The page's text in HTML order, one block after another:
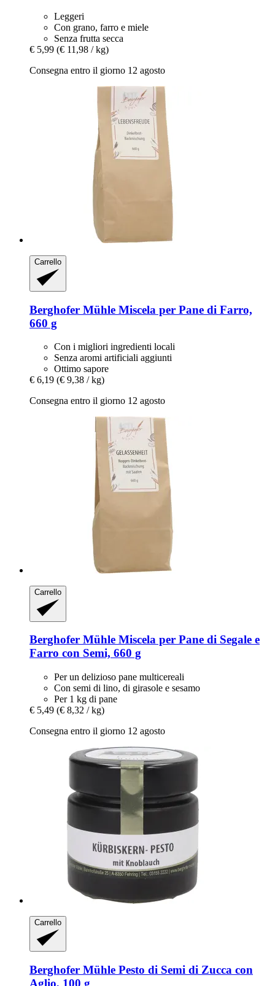
Leggeri
Con grano, farro e miele
Senza frutta secca
€ 5,99 (€ 11,98 / kg)
Consegna entro il giorno 12 agosto
Carrello
Berghofer Mühle Miscela per Pane di Farro,
660 g
Con i migliori ingredienti locali
Senza aromi artificiali aggiunti
Ottimo sapore
€ 6,19 (€ 9,38 / kg)
Consegna entro il giorno 12 agosto
Carrello
Berghofer Mühle Miscela per Pane di Segale e
Farro con Semi, 660 g
Per un delizioso pane multicereali
Con semi di lino, di girasole e sesamo
Per 1 kg di pane
€ 5,49 (€ 8,32 / kg)
Consegna entro il giorno 12 agosto
Carrello
Berghofer Mühle Pesto di Semi di Zucca con
Aglio, 100 g